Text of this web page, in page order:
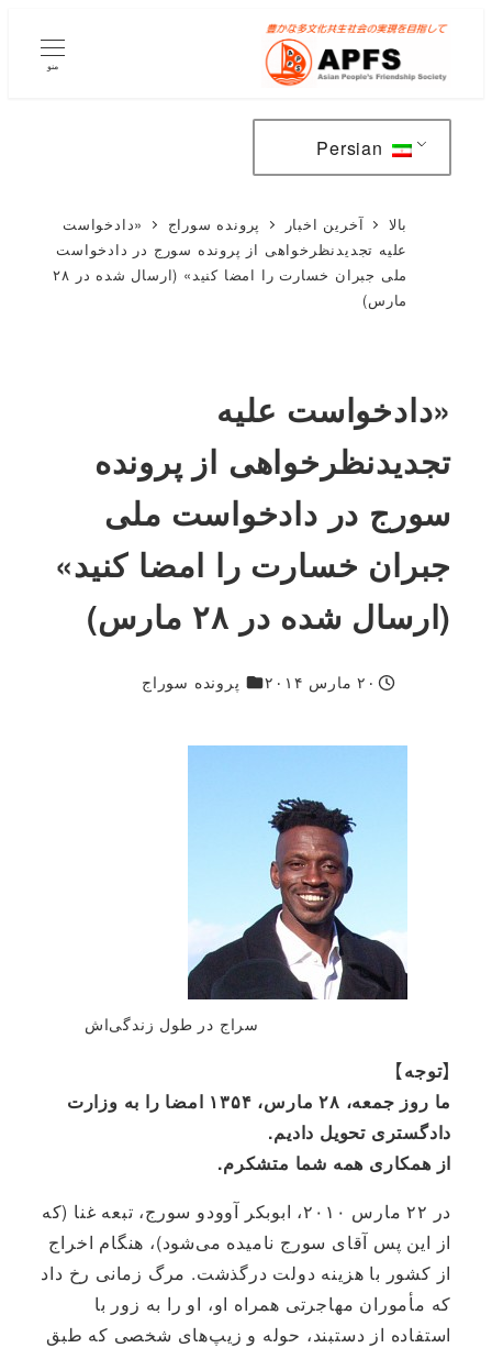
پرش
محتوای
اصلی
منو
بالا آخرین اخبار پرونده سوراج
«دادخواست
علیه تجدیدنظرخواهی از پرونده سورج در دادخواست
ملی جبران خسارت را امضا کنید» (ارسال شده در ۲۸
مارس)
«دادخواست علیه
تجدیدنظرخواهی از پرونده
سورج در دادخواست ملی
جبران خسارت را امضا کنید»
(ارسال شده در ۲۸ مارس)
منتشر شده
۲۰ مارس ۲۰۱۴ ۱۸۷۴پرونده سوراج
سراج در طول زندگی‌اش
【توجه】
ما روز جمعه، ۲۸ مارس، ۱۳۵۴ امضا را به وزارت
دادگستری تحویل دادیم.
از همکاری همه شما متشکرم.
در ۲۲ مارس ۲۰۱۰، ابوبکر آوودو سورج، تبعه غنا (که
از این پس آقای سورج نامیده می‌شود)، هنگام اخراج
از کشور با هزینه دولت درگذشت. مرگ زمانی رخ داد
که مأموران مهاجرتی همراه او، او را به زور با
استفاده از دستبند، حوله و زیپ‌های شخصی که طبق